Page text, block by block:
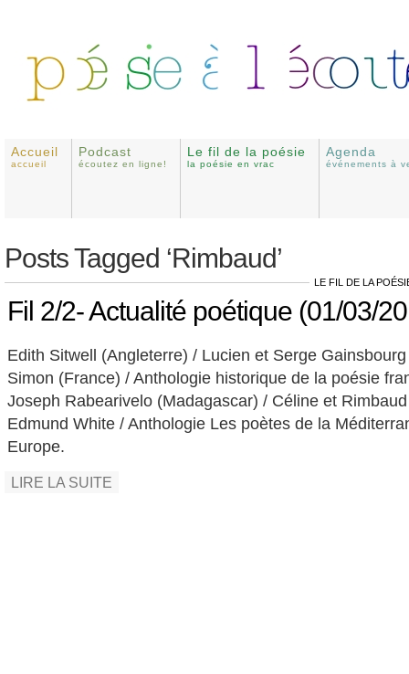
Accueil
accueil
Podcast
écoutez en ligne!
Le fil de la poésie
la poésie en vrac
Agenda
événements à
Posts Tagged ‘Rimbaud’
LE FIL DE LA
Fil 2/2- Actualité poétique (01/03/
Edith Sitwell (Angleterre) / Lucien et Serge
Simon (France) / Anthologie historique de la poésie
Joseph Rabearivelo (Madagascar) / Céline et
Edmund White / Anthologie Les poètes de la
Europe.
LIRE LA SUITE